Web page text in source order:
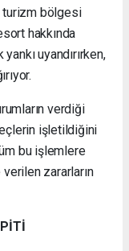
turizm bölgesi
hakkında
uyandırırken,
verdiği
işletildiğini
bu işlemlere
zararların